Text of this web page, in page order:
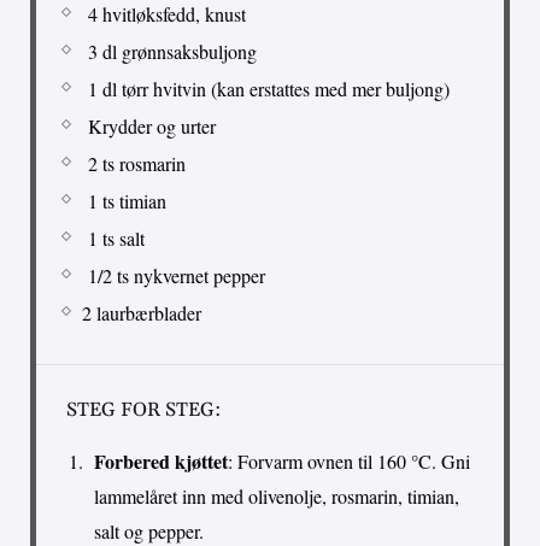
4 hvitløksfedd, knust
3 dl grønnsaksbuljong
1 dl tørr hvitvin (kan erstattes med mer buljong)
Krydder og urter
2 ts rosmarin
1 ts timian
1 ts salt
1/2 ts nykvernet pepper
2 laurbærblader
STEG FOR STEG:
Forbered kjøttet: Forvarm ovnen til 160 °C. Gni
lammelåret inn med olivenolje, rosmarin, timian,
salt og pepper.